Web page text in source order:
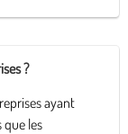
?
ayant
que les